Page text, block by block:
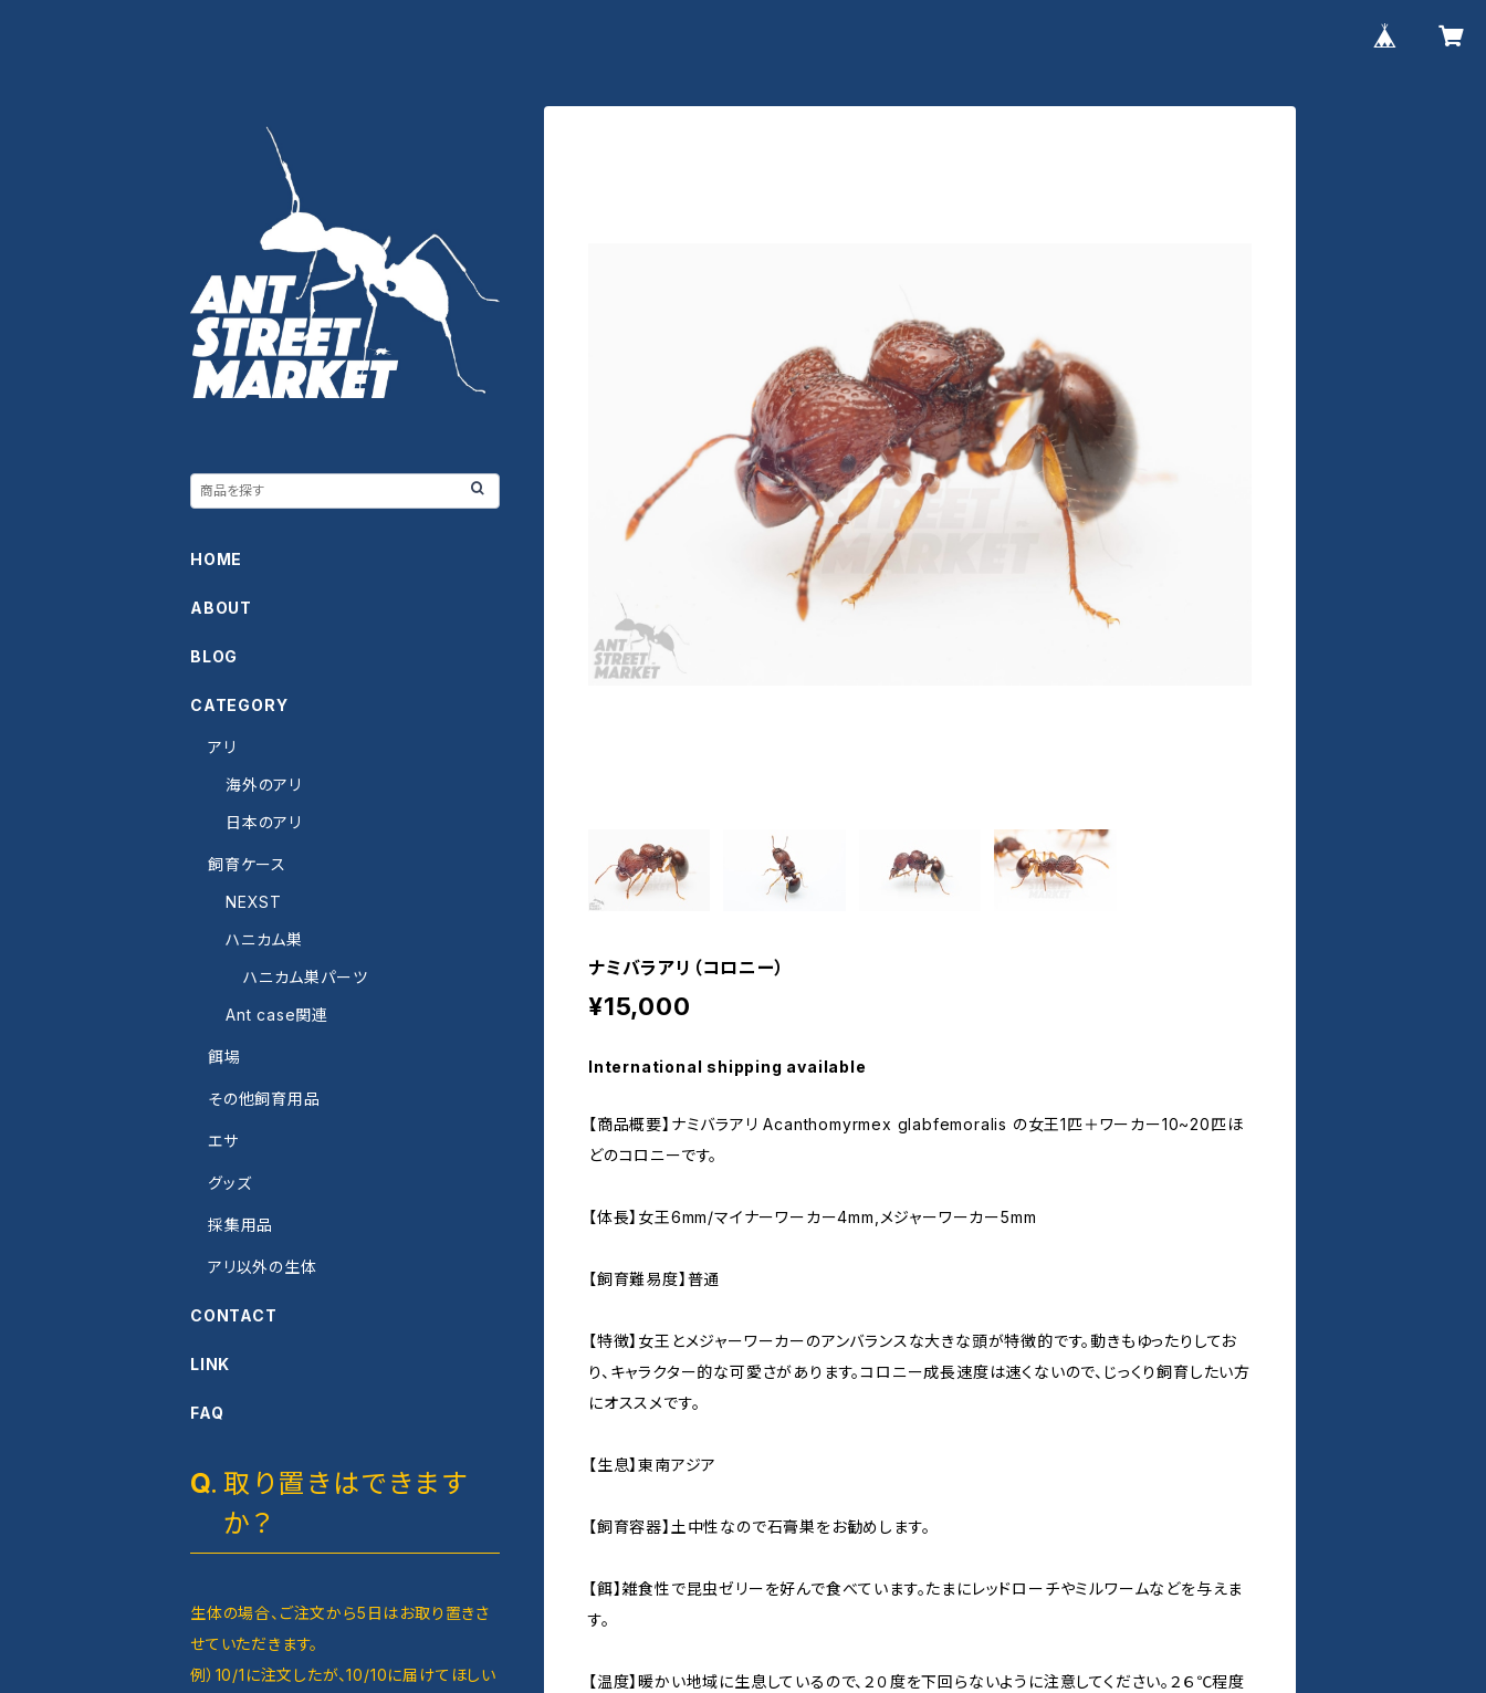
ナミバラアリ（コロニー）
¥15,000
International shipping available
【商品概要】ナミバラアリ Acanthomyrmex glabfemoralis の女王1匹＋ワーカー10~20匹ほ
どのコロニーです。
【体長】女王6mm/マイナーワーカー4mm,メジャーワーカー5mm
【飼育難易度】普通
【特徴】女王とメジャーワーカーのアンバランスな大きな頭が特徴的です。動きもゆったりしてお
り、キャラクター的な可愛さがあります。コロニー成長速度は速くないので、じっくり飼育したい方
にオススメです。
【生息】東南アジア
【飼育容器】土中性なので石膏巣をお勧めします。
【餌】雑食性で昆虫ゼリーを好んで食べています。たまにレッドローチやミルワームなどを与えま
す。
【温度】暖かい地域に生息しているので、２０度を下回らないように注意してください。２６℃程度
HOME
ABOUT
BLOG
CATEGORY
アリ
海外のアリ
日本のアリ
飼育ケース
NEXST
ハニカム巣
ハニカム巣パーツ
Ant case関連
餌場
その他飼育用品
エサ
グッズ
採集用品
アリ以外の生体
CONTACT
LINK
FAQ
取り置きはできます
か？
生体の場合、ご注文から5日はお取り置きさ
せていただきます。
例）10/1に注文したが、10/10に届けてほしい